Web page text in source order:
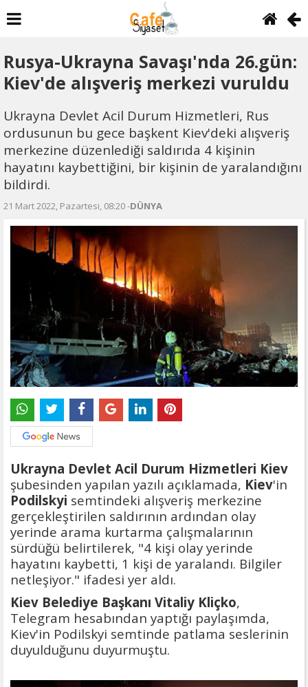
Rusya-Ukrayna Savaşı'nda 26.gün:
Kiev'de alışveriş merkezi vuruldu
Ukrayna Devlet Acil Durum Hizmetleri, Rus
ordusunun bu gece başkent Kiev'deki alışveriş
merkezine düzenlediği saldırıda 4 kişinin
hayatını kaybettiğini, bir kişinin de yaralandığını
bildirdi.
21 Mart 2022, Pazartesi, 08:20 -DÜNYA
Ukrayna Devlet Acil Durum Hizmetleri Kiev
şubesinden yapılan yazılı açıklamada, Kiev'in
Podilskyi semtindeki alışveriş merkezine
gerçekleştirilen saldırının ardından olay
yerinde arama kurtarma çalışmalarının
sürdüğü belirtilerek, "4 kişi olay yerinde
hayatını kaybetti, 1 kişi de yaralandı. Bilgiler
netleşiyor." ifadesi yer aldı.
Kiev Belediye Başkanı Vitaliy Kliçko,
Telegram hesabından yaptığı paylaşımda,
Kiev'in Podilskyi semtinde patlama seslerinin
duyulduğunu duyurmuştu.